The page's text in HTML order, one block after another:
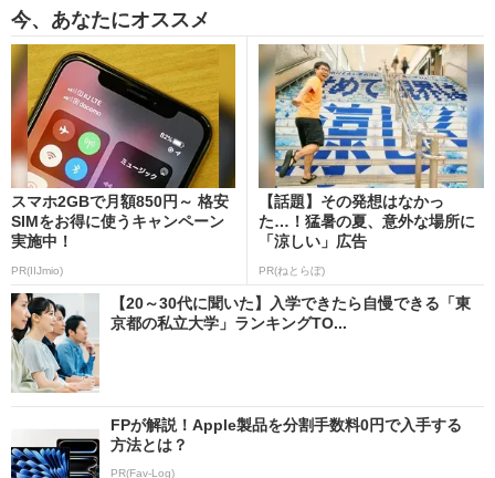
今、あなたにオススメ
スマホ2GBで月額850円～ 格安
SIMをお得に使うキャンペーン
実施中！
PR(IIJmio)
【話題】その発想はなかっ
た…！猛暑の夏、意外な場所に
「涼しい」広告
PR(ねとらぼ)
【20～30代に聞いた】入学できたら自慢できる「東
京都の私立大学」ランキングTO...
FPが解説！Apple製品を分割手数料0円で入手する
方法とは？
PR(Fav-Log)